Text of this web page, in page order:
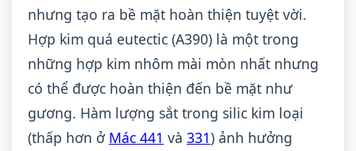
nhưng tạo ra bề mặt hoàn thiện tuyệt vời.
Hợp kim quá eutectic (A390) là một trong
những hợp kim nhôm mài mòn nhất nhưng
có thể được hoàn thiện đến bề mặt như
gương. Hàm lượng sắt trong silic kim loại
(thấp hơn ở Mác 441 và 331) ảnh hưởng